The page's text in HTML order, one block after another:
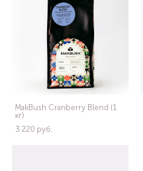
MakBush Cranberry Blend (1
кг)
3 220 pуб.